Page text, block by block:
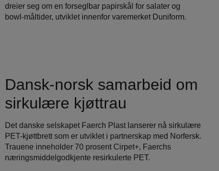
dreier seg om en forseglbar papirskål for salater og
bowl‑måltider, utviklet innenfor varemerket Duniform.
Dansk‑norsk samarbeid om
sirkulære kjøttrau
Det danske selskapet Faerch Plast lanserer nå sirkulære
PET-kjøttbrett som er utviklet i partnerskap med Norfersk.
Trauene inneholder 70 prosent Cirpet+, Faerchs
næringsmiddelgodkjente resirkulerte PET.